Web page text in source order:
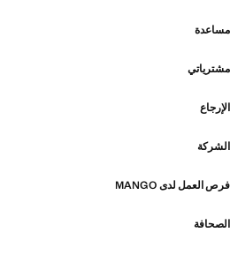
مساعدة
مشترياتي
الإرجاع
الشركة
فرص العمل لدى MANGO
الصحافة